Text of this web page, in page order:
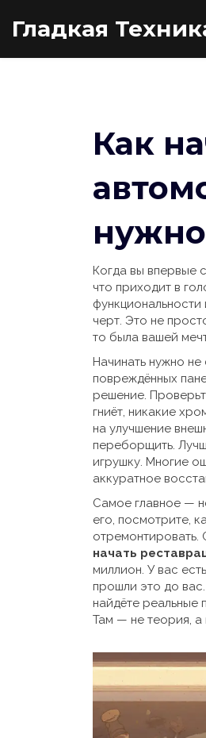
Гладкая
Как
Когда вы впервые
что приходит в
черт. Это не
то была вашей
Начинать нужно не
повреждённых
решение.
гниёт, никакие
на улучшение
переборщить.
игрушку. Многие
аккуратное
Самое главное —
его, посмотрите,
отремонтировать.
начать
миллион. У вас
прошли это до
найдёте реальные
Там — не теория, а